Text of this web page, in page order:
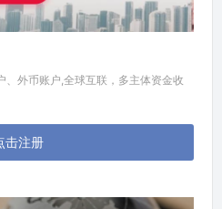
外币账户,全球互联，多主体资金收
击注册